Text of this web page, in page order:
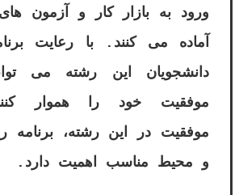
ورود به بازار کار و آزمون
آماده می کنند. با رعایت
دانشجویان این رشته می
موفقیت خود را هموار
موفقیت در این رشته، برنامه
و محیط مناسب اهمیت دارد.